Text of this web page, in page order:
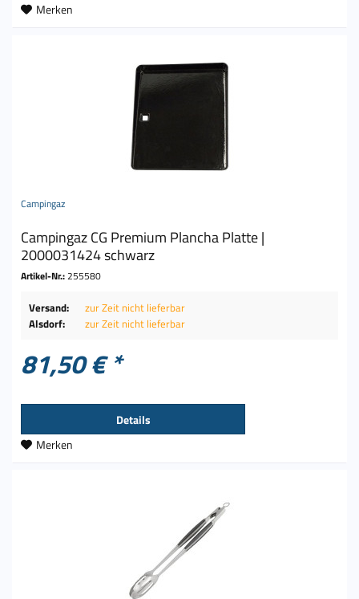
Merken
Campingaz
Campingaz CG Premium Plancha Platte |
2000031424 schwarz
Artikel-Nr.:255580
Versand:
zur Zeit nicht lieferbar
Alsdorf:
zur Zeit nicht lieferbar
81,50 € *
Details
Merken